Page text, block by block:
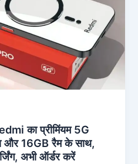
का प्रीमिंयम 5G
और 16GB रैम के साथ,
अभी ऑर्डर करें